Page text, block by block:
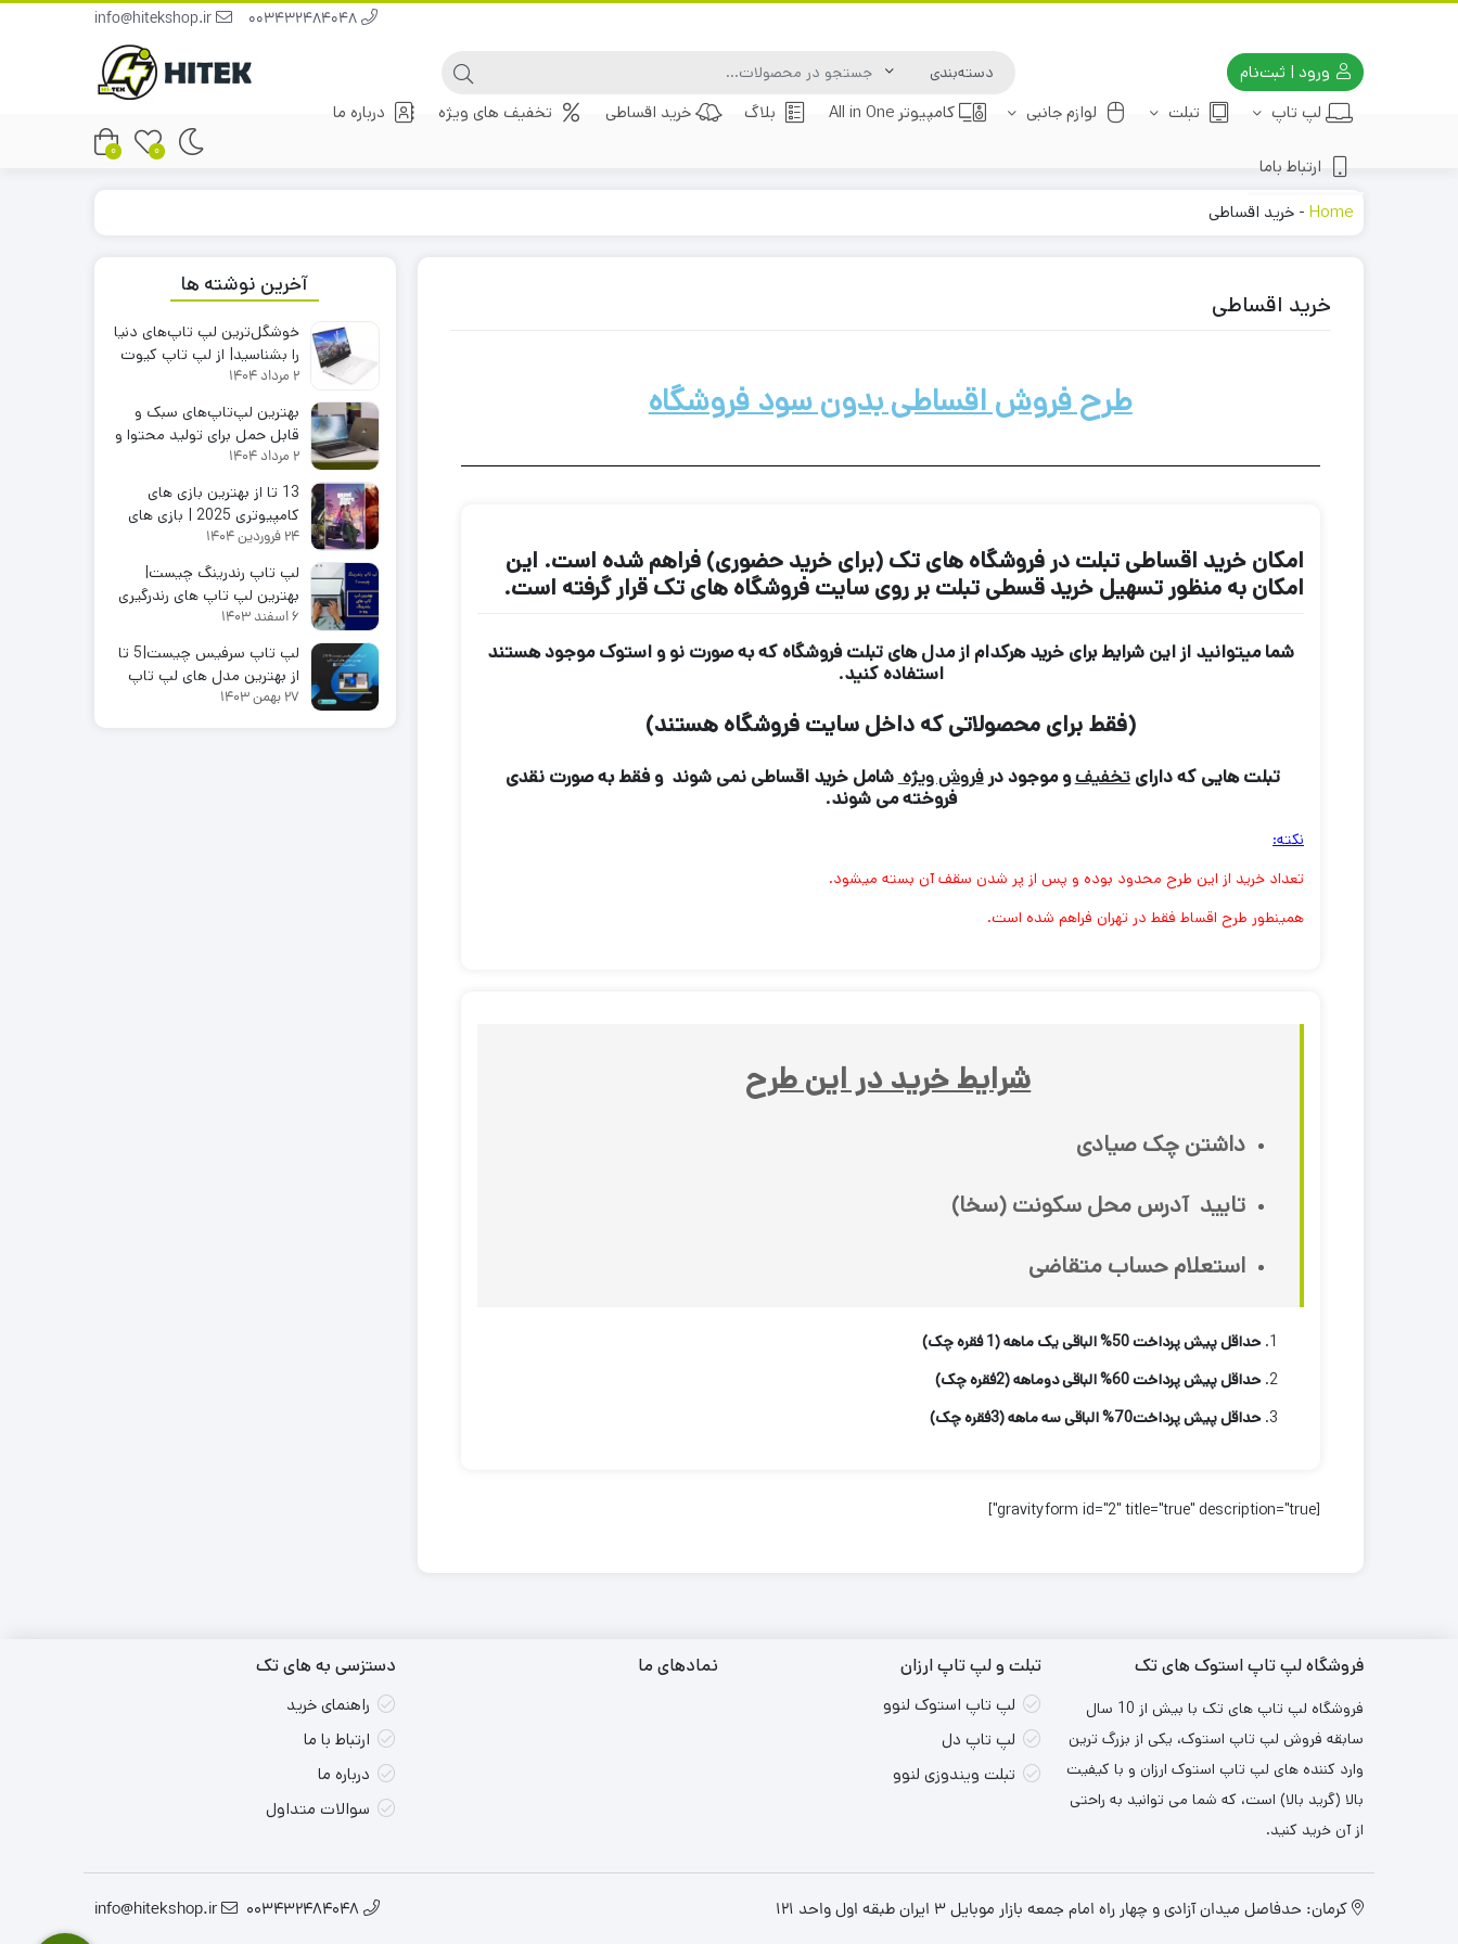
ورود | ثبت‌نام
لپ تاپ
تبلت لوازم جانبی کامپیوتر All in One بلاگ خرید اقساطی تخفیف های ویژه درباره ما
ارتباط باما
0
0
Home
- خرید اقساطی
خرید اقساطی
طرح فروش اقساطی بدون سود فروشگاه
امکان خرید اقساطی تبلت در فروشگاه های تک (برای خرید حضوری) فراهم شده است. این
امکان به منظور تسهیل خرید قسطی تبلت بر روی سایت فروشگاه های تک قرار گرفته است.
شما میتوانید از این شرایط برای خرید هرکدام از مدل های تبلت فروشگاه که به صورت نو و استوک موجود هستند
استفاده کنید.
(فقط برای محصولاتی که داخل سایت فروشگاه هستند)
تبلت هایی که دارایتخفیفو موجود درفروش ویژهشامل خرید اقساطی نمی شوند و فقط به صورت نقدی
فروخته می شوند.
نکته:
تعداد خرید از این طرح محدود بوده و پس از پر شدن سقف آن بسته میشود.
همینطور طرح اقساط فقط در تهران فراهم شده است.
شرایط خرید در این طرح
داشتن چک صیادی
تایید آدرس محل سکونت (سخا)
استعلام حساب متقاضی
حداقل پیش پرداخت 50% الباقی یک ماهه (1 فقره چک)
حداقل پیش پرداخت 60% الباقی دوماهه (2فقره چک)
حداقل پیش پرداخت70% الباقی سه ماهه (3فقره چک)
[gravityform id="2" title="true" description="true"]
آخرین نوشته ها
خوشگل‌ترین لپ تاپ‌های دنیا
را بشناسید| از لپ تاپ کیوت
تا بهترین لپ تاپ دنیا
2 مرداد 1404
بهترین لپ‌تاپ‌های سبک و
قابل حمل برای تولید محتوا و
ادیت ویدیو
2 مرداد 1404
13 تا از بهترین بازی های
کامپیوتری 2025 | بازی های
رایگان کامپیوتری
24 فروردین 1404
لپ تاپ رندرینگ چیست|
بهترین لپ تاپ های رندرگیری
2025
6 اسفند 1403
لپ تاپ سرفیس چیست|5 تا
از بهترین مدل های لپ تاپ
سرفیس2025
27 بهمن 1403
فروشگاه لپ تاپ استوک های تک
فروشگاه لپ تاپ های تک با بیش از 10 سال
سابقه فروش لپ تاپ استوک، یکی از بزرگ ترین
وارد کننده های لپ تاپ استوک ارزان و با کیفیت
بالا (گرید بالا) است، که شما می توانید به راحتی
از آن خرید کنید.
تبلت و لپ تاپ ارزان
لپ تاپ استوک لنوو
لپ تاپ دل
تبلت ویندوزی لنوو
نمادهای ما دستزسی به های تک
راهنمای خرید
ارتباط با ما
درباره ما
سوالات متداول
کرمان: حدفاصل میدان آزادی و چهار راه امام جمعه بازار موبایل ۳ ایران طبقه اول واحد ۱۲۱ 003432484048
info@hitekshop.ir